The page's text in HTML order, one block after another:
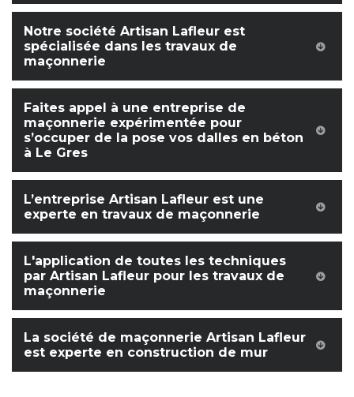
Notre société Artisan Lafleur est
spécialisée dans les travaux de
maçonnerie
Faites appel à une entreprise de
maçonnerie expérimentée pour
s’occuper de la pose vos dalles en béton
à Le Gres
L’entreprise Artisan Lafleur est une
experte en travaux de maçonnerie
L'application de toutes les techniques
par Artisan Lafleur pour les travaux de
maçonnerie
La société de maçonnerie Artisan Lafleur
est experte en construction de mur